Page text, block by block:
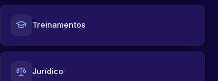
Treinamentos
Jurídico